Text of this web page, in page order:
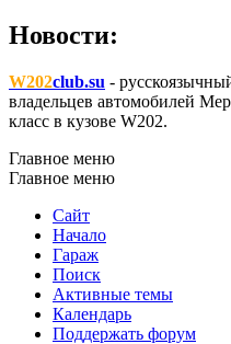
Новости:
W202club.su -
владельцев автомобилей
класс в кузове W202.
Главное меню
Главное меню
Сайт
Начало
Гараж
Поиск
Активные темы
Календарь
Поддержать форум